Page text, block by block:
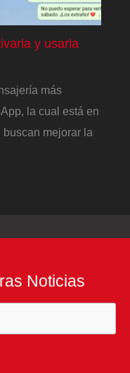
y usarla
más
la cual está en
mejorar la
Noticias